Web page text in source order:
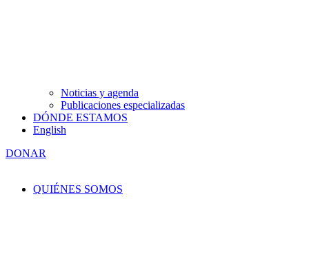
Noticias y agenda
Publicaciones especializadas
DÓNDE ESTAMOS
English
DONAR
QUIÉNES SOMOS